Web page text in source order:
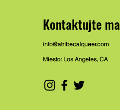
Kontaktujte ma
info@atribecalqueer.com
Miesto: Los Angeles, CA